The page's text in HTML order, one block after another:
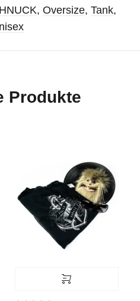
, Oversize, Tank,
Produkte